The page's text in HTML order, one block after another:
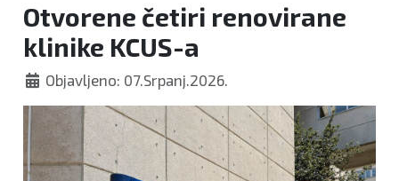
Otvorene četiri renovirane
klinike KCUS-a
Objavljeno: 07.Srpanj.2026.